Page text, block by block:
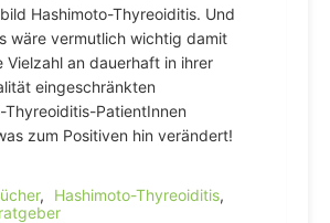
Hashimoto-Thyreoiditis. Und
wäre vermutlich wichtig damit
Vielzahl an dauerhaft in ihrer
eingeschränkten
Thyreoiditis-PatientInnen
zum Positiven hin verändert!
, Hashimoto-Thyreoiditis,